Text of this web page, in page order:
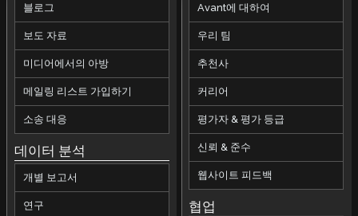
블로그
보도 자료
미디어에서의 아방
메일링 리스트 가입하기
소송 대응
데이터 분석
개별 보고서
연구
Avant에 대하여
우리 팀
추천사
커리어
평가자 & 평가 등급
신뢰 & 준수
웹사이트 피드백
협업